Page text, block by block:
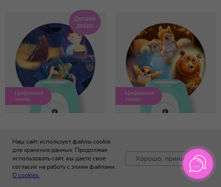
Наш сайт использует файлы cookie
для хранения данных. Продолжая
использовать сайт, вы даете свое
согласие на работу с этими файлами.
О cookies.
Хорошо, принимаю
Делаем
добро
Видеосказка ночного
полумесяца, или где
искать пиратские
Видеосказки пакет
"Зимний"